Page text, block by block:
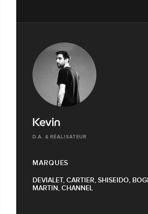
Kevin
D.A. & RÉALISATEUR
MARQUES
DEVIALET, CARTIER, SHISEIDO,
MARTIN, CHANNEL